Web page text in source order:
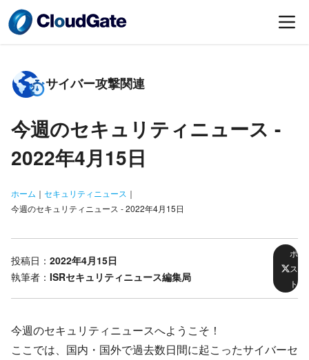
サイバー攻撃関連
今週のセキュリティニュース -
2022年4月15日
ホーム ｜ セキュリティニュース ｜
今週のセキュリティニュース - 2022年4月15日
投稿日： 2022年4月15日
執筆者： ISRセキュリティニュース編集局
ポ
ス
ト
今週のセキュリティニュースへようこそ！
ここでは、国内・国外で過去数日間に起こったサイバーセ